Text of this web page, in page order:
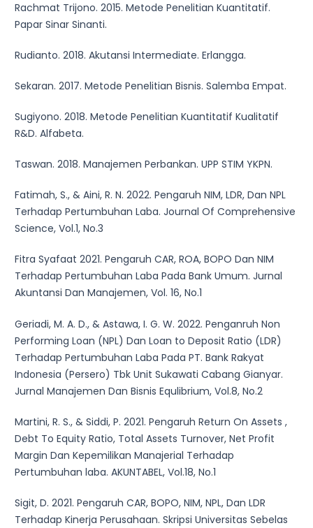
Rachmat Trijono. 2015. Metode Penelitian Kuantitatif.
Papar Sinar Sinanti.
Rudianto. 2018. Akutansi Intermediate. Erlangga.
Sekaran. 2017. Metode Penelitian Bisnis. Salemba Empat.
Sugiyono. 2018. Metode Penelitian Kuantitatif Kualitatif
R&D. Alfabeta.
Taswan. 2018. Manajemen Perbankan. UPP STIM YKPN.
Fatimah, S., & Aini, R. N. 2022. Pengaruh NIM, LDR, Dan NPL
Terhadap Pertumbuhan Laba. Journal Of Comprehensive
Science, Vol.1, No.3
Fitra Syafaat 2021. Pengaruh CAR, ROA, BOPO Dan NIM
Terhadap Pertumbuhan Laba Pada Bank Umum. Jurnal
Akuntansi Dan Manajemen, Vol. 16, No.1
Geriadi, M. A. D., & Astawa, I. G. W. 2022. Penganruh Non
Performing Loan (NPL) Dan Loan to Deposit Ratio (LDR)
Terhadap Pertumbuhan Laba Pada PT. Bank Rakyat
Indonesia (Persero) Tbk Unit Sukawati Cabang Gianyar.
Jurnal Manajemen Dan Bisnis Equlibrium, Vol.8, No.2
Martini, R. S., & Siddi, P. 2021. Pengaruh Return On Assets ,
Debt To Equity Ratio, Total Assets Turnover, Net Profit
Margin Dan Kepemilikan Manajerial Terhadap
Pertumbuhan laba. AKUNTABEL, Vol.18, No.1
Sigit, D. 2021. Pengaruh CAR, BOPO, NIM, NPL, Dan LDR
Terhadap Kinerja Perusahaan. Skripsi Universitas Sebelas